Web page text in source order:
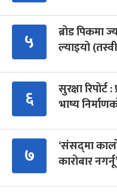
५
ब्रोड पिकमा
ल्याइयो
६
सुरक्षा
भाष्य
७
‘संसद्‍मा
कारोबार नगर्नू’